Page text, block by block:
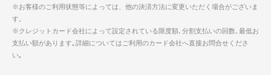
※お客様のご利用状態等によっては、他の決済方法に変更いただく場合がございま
す。
※クレジットカード会社によって設定されている限度額､分割支払いの回数､最低お
支払い額があります｡詳細についてはご利用のカード会社へ直接お問合せくださ
い｡